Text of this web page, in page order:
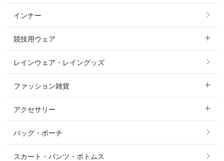
ニーグリップ・膝革 キュロット
ポロシャツ
カットソー・Tシャツ・タンクトップ
パーカー・トレーナー・スウェット
ニット・セーター
シャツ・ブラウス・ワンピース
すべてのアウター
コート
ジャケット・ブルゾン
その他 アウター
インナー
競技用ウェア
すべての競技用ウェア
ショージャケット
ショーシャツ
レインウェア・レイングッズ
ファッション雑貨
すべてのファッション雑貨
ソックス
アクセサリー
すべてのアクセサリー
バッグ・ポーチ
スカート・パンツ・ボトムス